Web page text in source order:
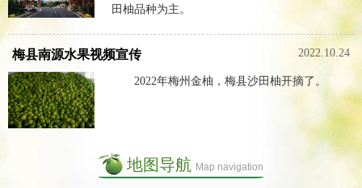
田柚品种为主。
梅县南源水果视频宣传 2022.10.24
2022年梅州金柚，梅县沙田柚开摘了。
地图导航 Map navigation